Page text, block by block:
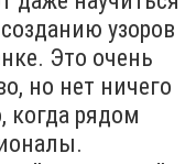
узоров
Это очень
но нет ничего
когда рядом